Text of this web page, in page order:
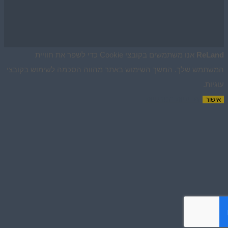
אנו משתמשים בקובצי Cookie כדי לשפר את חוויית
שלך. המשך השימוש באתר מהווה הסכמה לשימוש בקובצי
מדיניות הפרטיות